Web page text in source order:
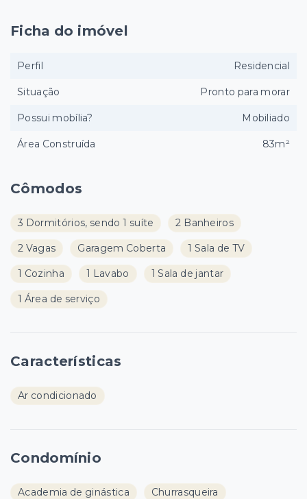
Cômodos
3 Dormitórios, sendo 1 suíte 2 Banheiros
2 Vagas Garagem Coberta 1 Sala de TV
1 Cozinha 1 Lavabo 1 Sala de jantar
1 Área de serviço
Características
Ar condicionado
Condomínio
Academia de ginástica Churrasqueira
Ficha do imóvel
Perfil Residencial
Situação Pronto para morar
Possui mobília? Mobiliado
Área Construída 83m²